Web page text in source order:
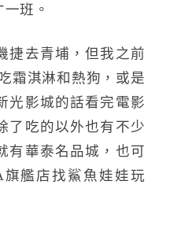
班。
捷去青埔，但我之前
霜淇淋和熱狗，或是
光影城的話看完電影
了吃的以外也有不少
有華泰名品城，也可
艦店找鯊魚娃娃玩